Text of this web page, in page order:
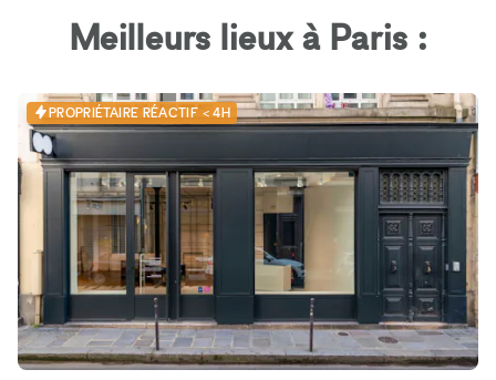
Meilleurs lieux à Paris :
PROPRIÉTAIRE RÉACTIF < 4H